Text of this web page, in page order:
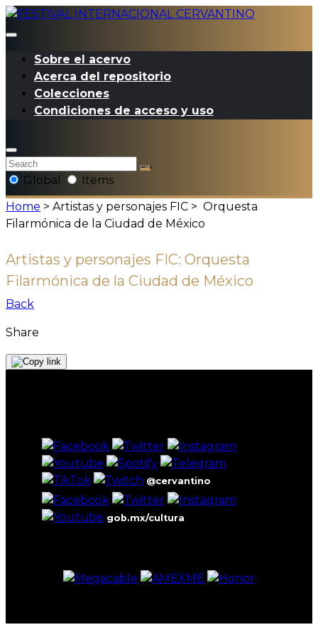
Sobre el acervo
Acerca del repositorio
Colecciones
Condiciones de acceso y uso
Global
Items
Home > Artistas y personajes FIC > Orquesta
Filarmónica de la Ciudad de México
Artistas y personajes FIC: Orquesta
Filarmónica de la Ciudad de México
Back
Share
@cervantino
gob.mx/cultura